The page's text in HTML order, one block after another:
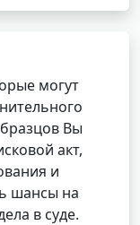
могут
Вы
акт,
и
шансы на
в суде.